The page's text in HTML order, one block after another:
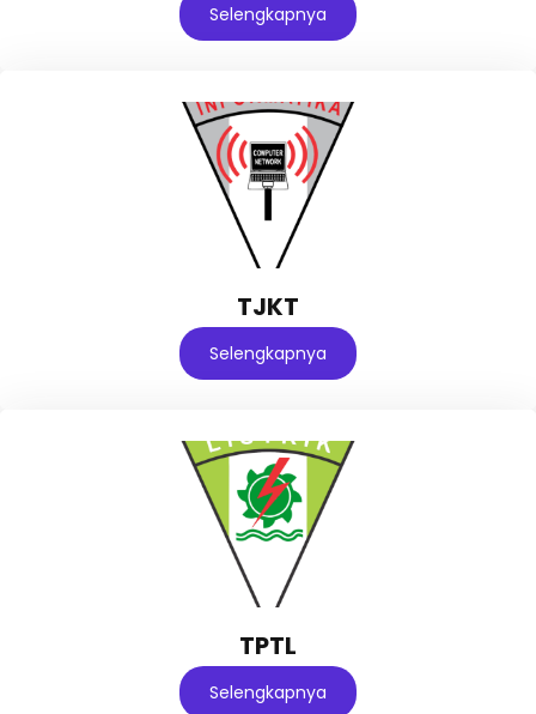
Selengkapnya
TJKT
Selengkapnya
TPTL
Selengkapnya